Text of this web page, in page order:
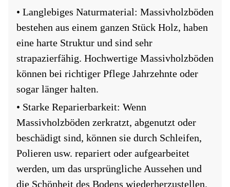
• Langlebiges Naturmaterial: Massivholzböden
bestehen aus einem ganzen Stück Holz, haben
eine harte Struktur und sind sehr
strapazierfähig. Hochwertige Massivholzböden
können bei richtiger Pflege Jahrzehnte oder
sogar länger halten.
• Starke Reparierbarkeit: Wenn
Massivholzböden zerkratzt, abgenutzt oder
beschädigt sind, können sie durch Schleifen,
Polieren usw. repariert oder aufgearbeitet
werden, um das ursprüngliche Aussehen und
die Schönheit des Bodens wiederherzustellen.